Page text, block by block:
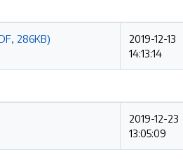
286KB)
2019-12-13
14:13:14
2019-12-23
13:05:09